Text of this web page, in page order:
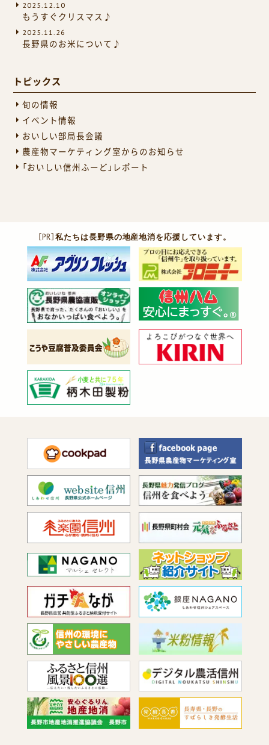
2025.12.10
もうすぐクリスマス♪
2025.11.26
長野県のお米について♪
トピックス
旬の情報
イベント情報
おいしい部局長会議
農産物マーケティング室からのお知らせ
「おいしい信州ふーど」レポート
［PR］私たちは長野県の地産地消を応援しています。